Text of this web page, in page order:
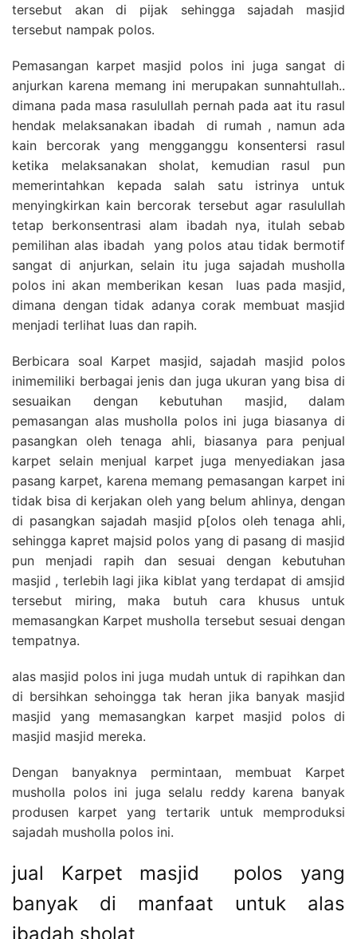
tersebut akan di pijak sehingga sajadah masjid
tersebut nampak polos.
Pemasangan karpet masjid polos ini juga sangat di
anjurkan karena memang ini merupakan sunnahtullah..
dimana pada masa rasulullah pernah pada aat itu rasul
hendak melaksanakan ibadah di rumah , namun ada
kain bercorak yang mengganggu konsentersi rasul
ketika melaksanakan sholat, kemudian rasul pun
memerintahkan kepada salah satu istrinya untuk
menyingkirkan kain bercorak tersebut agar rasulullah
tetap berkonsentrasi alam ibadah nya, itulah sebab
pemilihan alas ibadah yang polos atau tidak bermotif
sangat di anjurkan, selain itu juga sajadah musholla
polos ini akan memberikan kesan luas pada masjid,
dimana dengan tidak adanya corak membuat masjid
menjadi terlihat luas dan rapih.
Berbicara soal Karpet masjid, sajadah masjid polos
inimemiliki berbagai jenis dan juga ukuran yang bisa di
sesuaikan dengan kebutuhan masjid, dalam
pemasangan alas musholla polos ini juga biasanya di
pasangkan oleh tenaga ahli, biasanya para penjual
karpet selain menjual karpet juga menyediakan jasa
pasang karpet, karena memang pemasangan karpet ini
tidak bisa di kerjakan oleh yang belum ahlinya, dengan
di pasangkan sajadah masjid p[olos oleh tenaga ahli,
sehingga kapret majsid polos yang di pasang di masjid
pun menjadi rapih dan sesuai dengan kebutuhan
masjid , terlebih lagi jika kiblat yang terdapat di amsjid
tersebut miring, maka butuh cara khusus untuk
memasangkan Karpet musholla tersebut sesuai dengan
tempatnya.
alas masjid polos ini juga mudah untuk di rapihkan dan
di bersihkan sehoingga tak heran jika banyak masjid
masjid yang memasangkan karpet masjid polos di
masjid masjid mereka.
Dengan banyaknya permintaan, membuat Karpet
musholla polos ini juga selalu reddy karena banyak
produsen karpet yang tertarik untuk memproduksi
sajadah musholla polos ini.
jual Karpet masjid polos yang
banyak di manfaat untuk alas
ibadah sholat